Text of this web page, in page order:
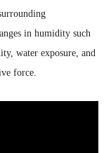
in humidity such
water exposure, and
force.